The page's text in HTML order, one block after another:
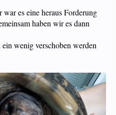
es eine heraus Forderung
haben wir es dann
wenig verschoben werden